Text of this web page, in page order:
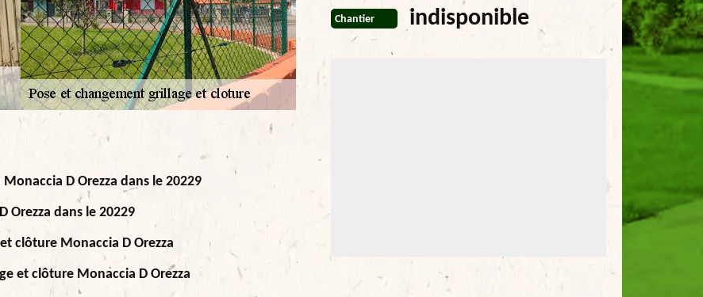
D Orezza dans le 20229
Orezza dans le 20229
clôture Monaccia D Orezza
et clôture Monaccia D Orezza
Chantier indisponible